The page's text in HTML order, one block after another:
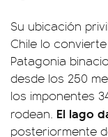
Su ubicación
Chile lo
Patagonia
desde los 250
los imponentes
rodean. El lago
posteriormente